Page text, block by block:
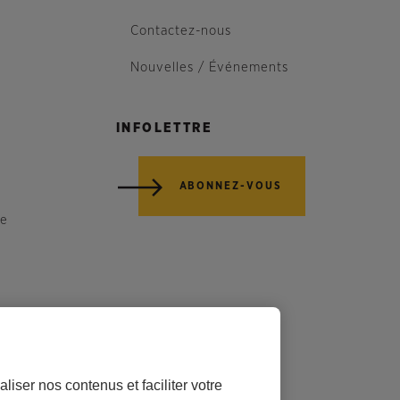
Contactez-nous
Nouvelles / Événements
INFOLETTRE
ABONNEZ-VOUS
nos contenus et faciliter votre